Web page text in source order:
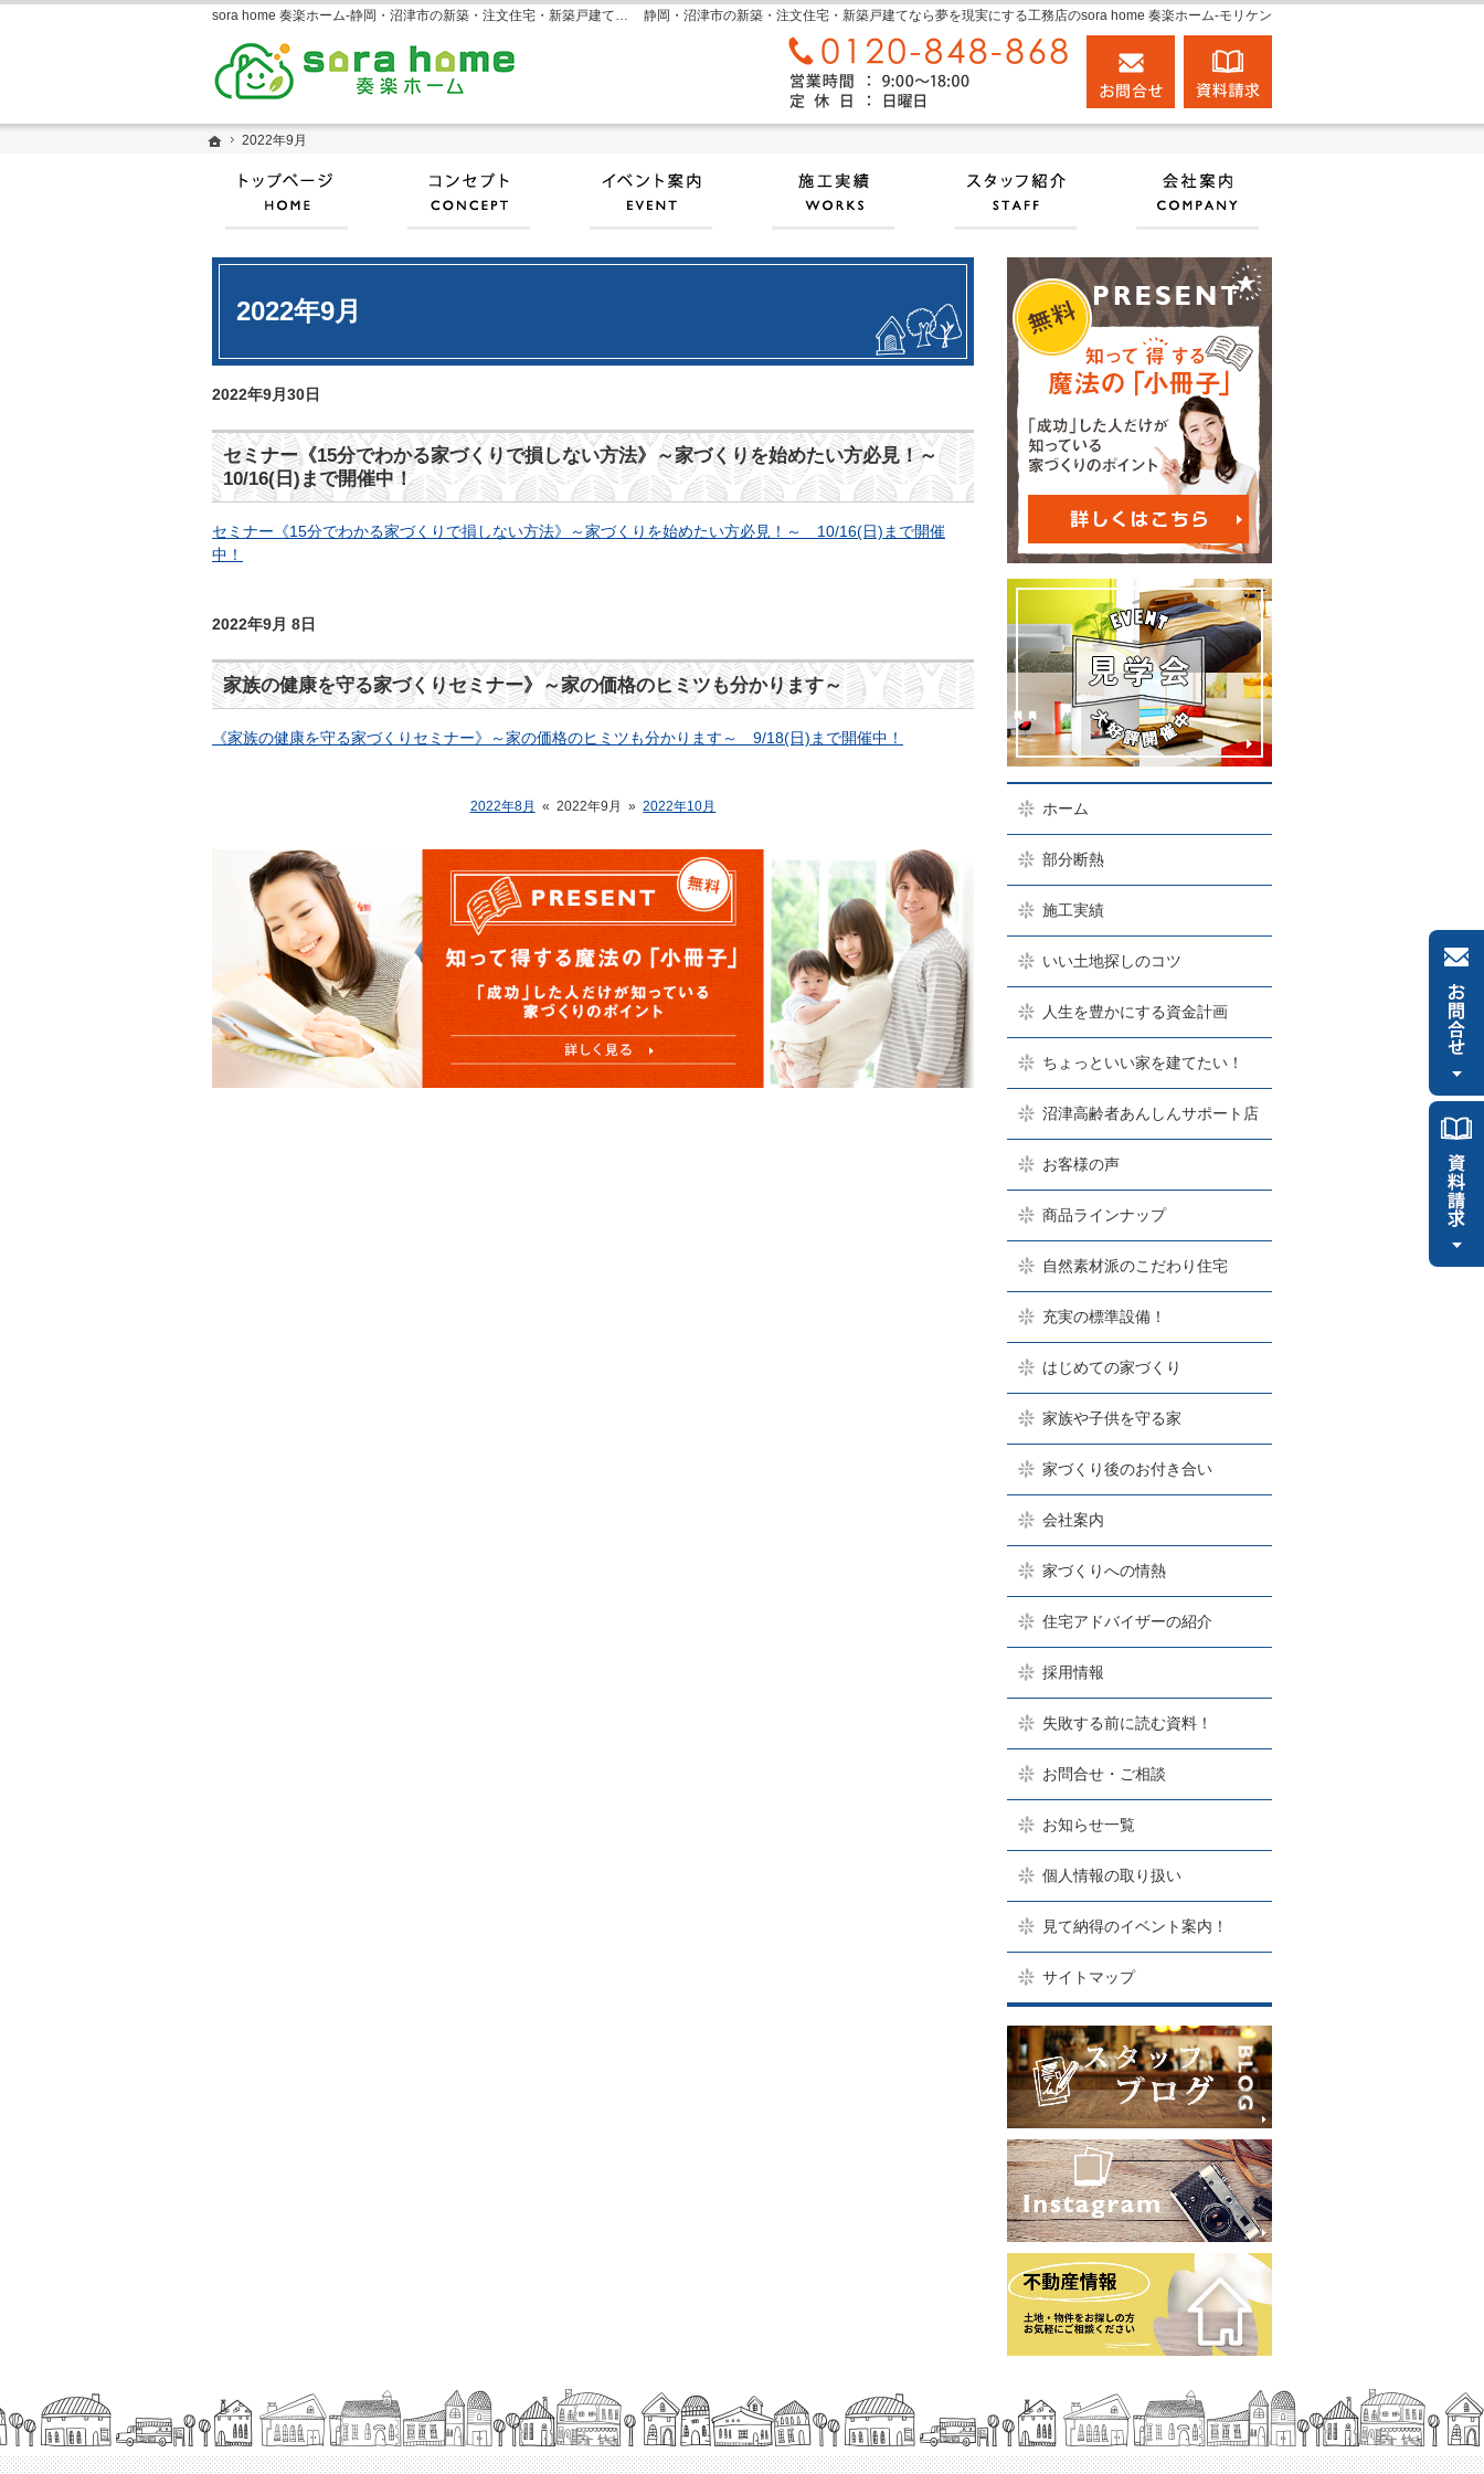
ホーム
2022年9月
2022年9月
静岡・沼津市の新築・注文住宅・新築戸建てなら夢を現実にする工務店のsora home 奏楽ホーム‐モリケン
sora home 奏楽ホーム‐静岡・沼津市の新築・注文住宅・新築戸建てなら工務店のモリケン
2022年9月30日
セミナー《15分でわかる家づくりで損しない方法》～家づくりを始めたい方必見！～
10/16(日)まで開催中！
セミナー《15分でわかる家づくりで損しない方法》～家づくりを始めたい方必見！～ 10/16(日)まで開催
中！
2022年9月 8日
家族の健康を守る家づくりセミナー》～家の価格のヒミツも分かります～
《家族の健康を守る家づくりセミナー》～家の価格のヒミツも分かります～ 9/18(日)まで開催中！
2022年8月 « 2022年9月 » 2022年10月 ホーム
部分断熱
施工実績
いい土地探しのコツ
人生を豊かにする資金計画
ちょっといい家を建てたい！
沼津高齢者あんしんサポート店
お客様の声
商品ラインナップ
自然素材派のこだわり住宅
充実の標準設備！
はじめての家づくり
家族や子供を守る家
家づくり後のお付き合い
会社案内
家づくりへの情熱
住宅アドバイザーの紹介
採用情報
失敗する前に読む資料！
お問合せ・ご相談
お知らせ一覧
個人情報の取り扱い
見て納得のイベント案内！
サイトマップ
0120-848-868
営業時間9:00～18:00 定休日：日曜日
ホーム
2022年9月